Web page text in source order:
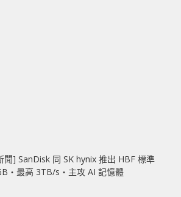
聞] SanDisk 同 SK hynix 推出 HBF 標準
最高 3TB/s‧主攻 AI 記憶體